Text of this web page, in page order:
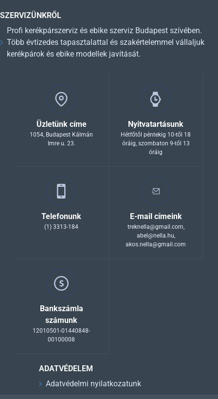
SZERVIZÜNKRŐL
Profi kerékpárszerviz és ebike szerviz Budapest szívében.
Több évtizedes tapasztalattal és szakértelemmel vállaljuk
kerékpárok és ebike modellek javítását.
Üzletünk címe
1054, Budapest Kálmán
Imre u. 23.
Nyitvatartásunk
Hétfőtől péntekig 10-től 18
óráig, szombaton 9-től 13
óráig
Telefonunk
(1) 3313-184
E-mail címeink
treknella@gmail.com,
abel@nella.hu,
akos.nella@gmail.com
Bankszámla
számunk
12010501-01440848-
00100008
ADATVÉDELEM
Adatvédelmi nyilatkozatunk